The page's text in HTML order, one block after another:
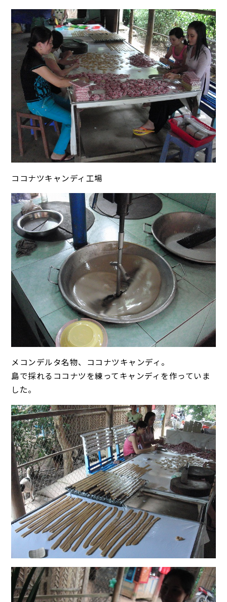
ココナツキャンディ工場
メコンデルタ名物、ココナツキャンディ。
島で採れるココナツを練ってキャンディを作っていま
した。